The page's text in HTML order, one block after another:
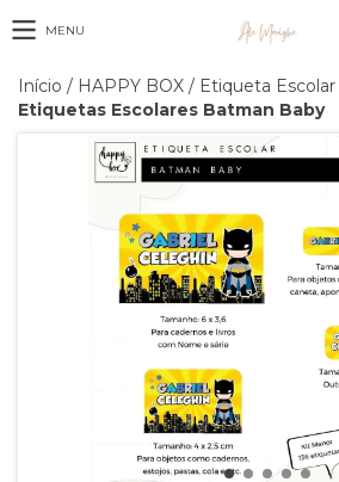
MENU
Início / HAPPY BOX / Etiqueta Escolar
Etiquetas Escolares Batman Baby